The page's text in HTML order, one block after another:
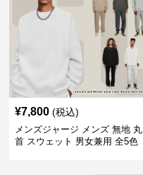
¥7,800 (税込)
メンズジャージ メンズ 無地 丸
首 スウェット 男女兼用 全5色